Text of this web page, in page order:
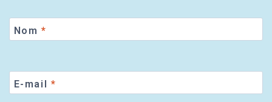
Nom *
E-mail *